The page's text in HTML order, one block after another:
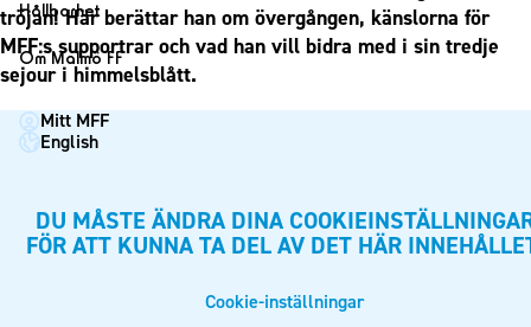
Fotbollsnätverket
P19
F19
P17
F17
Partner dam
Matchdag på Eleda Stadion
MFF-museet & rundvandringar
Fest & Event
Konferens
Möte
Mässa
Julshow
Vanliga frågor om 1910 Event
Hållbarhet
Hållbarhet
Himmelsblå framtid – en match för miljön
MFF i samhället
Himmelsblå Tillsammans
Grundskolefotboll mot rasismer
Om Malmö FF
Kontakt
Historik – herrlaget
Historik – damlaget
Mitt MFF
English
tröjan! Här berättar han om övergången, känslorna för
MFF:s supportrar och vad han vill bidra med i sin tredje
sejour i himmelsblått.
DU MÅSTE ÄNDRA DINA
FÖR ATT KUNNA TA DEL AV DET HÄR
Cookie-inställningar